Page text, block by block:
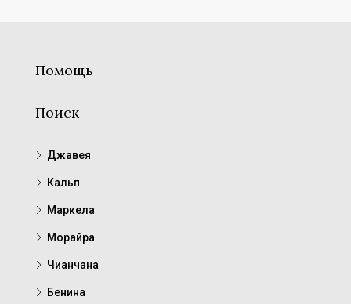
Помощь
Поиск
Джавея
Кальп
Маркела
Морайра
Чианчана
Бенина